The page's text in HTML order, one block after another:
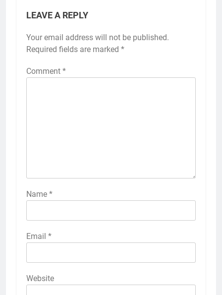
LEAVE A REPLY
Your email address will not be published.
Required fields are marked *
Comment *
Name *
Email *
Website